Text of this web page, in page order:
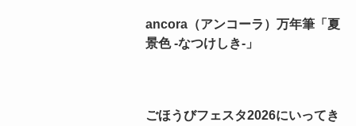
ancora（アンコーラ）万年筆「夏
景色 -なつけしき-」
ごほうびフェスタ2026にいってき